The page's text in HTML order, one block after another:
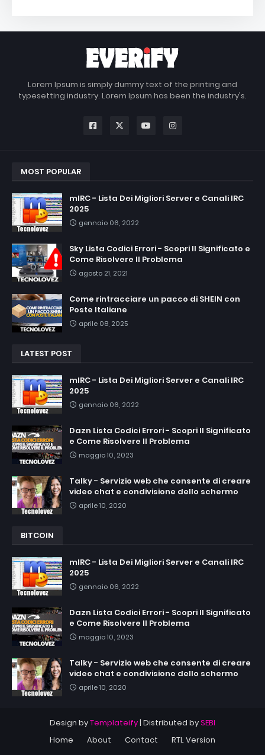
Lorem Ipsum is simply dummy text of the printing and
typesetting industry. Lorem Ipsum has been the industry's.
MOST POPULAR
mIRC - Lista Dei Migliori Server e Canali IRC
2025
gennaio 06, 2022
Sky Lista Codici Errori - Scopri Il Significato e
Come Risolvere Il Problema
agosto 21, 2021
Come rintracciare un pacco di SHEIN con
Poste Italiane
aprile 08, 2025
LATEST POST
mIRC - Lista Dei Migliori Server e Canali IRC
2025
gennaio 06, 2022
Dazn Lista Codici Errori - Scopri Il Significato
e Come Risolvere Il Problema
maggio 10, 2023
Talky - Servizio web che consente di creare
video chat e condivisione dello schermo
aprile 10, 2020
BITCOIN
mIRC - Lista Dei Migliori Server e Canali IRC
2025
gennaio 06, 2022
Dazn Lista Codici Errori - Scopri Il Significato
e Come Risolvere Il Problema
maggio 10, 2023
Talky - Servizio web che consente di creare
video chat e condivisione dello schermo
aprile 10, 2020
Design byTemplateify| Distributed bySEBI
Home
About Contact RTL Version